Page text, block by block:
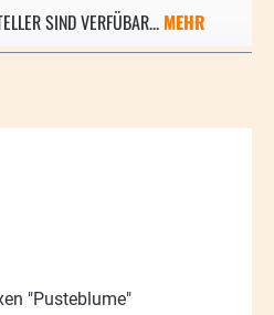
SIND VERFÜBAR... MEHR